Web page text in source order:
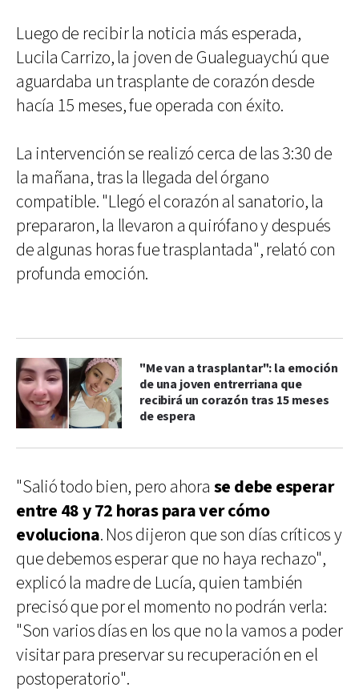
Luego de recibir la noticia más esperada,
Lucila Carrizo, la joven de Gualeguaychú que
aguardaba un trasplante de corazón desde
hacía 15 meses, fue operada con éxito.
La intervención se realizó cerca de las 3:30 de
la mañana, tras la llegada del órgano
compatible. "Llegó el corazón al sanatorio, la
prepararon, la llevaron a quirófano y después
de algunas horas fue trasplantada", relató con
profunda emoción.
"Me van a trasplantar": la emoción
de una joven entrerriana que
recibirá un corazón tras 15 meses
de espera
"Salió todo bien, pero ahora se debe esperar
entre 48 y 72 horas para ver cómo
evoluciona. Nos dijeron que son días críticos y
que debemos esperar que no haya rechazo",
explicó la madre de Lucía, quien también
precisó que por el momento no podrán verla:
"Son varios días en los que no la vamos a poder
visitar para preservar su recuperación en el
postoperatorio".